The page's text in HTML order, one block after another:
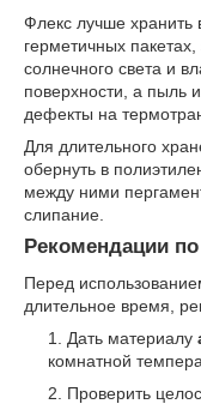
Флекс лучше хранить
герметичных
солнечного света и
поверхности, а пыль
дефекты на
Для длительного
обернуть в
между ними
слипание.
Рекомендации
Перед
длительное время,
Дать материалу
комнатной
Проверить